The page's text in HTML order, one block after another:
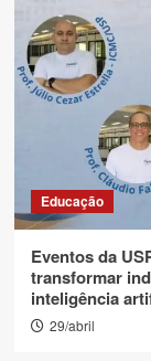
Educação
Eventos da
transformar
inteligência
29/abril